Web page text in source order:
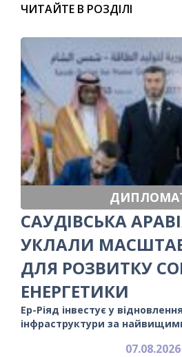
ЧИТАЙТЕ В РОЗДІЛІ
САУДІВСЬКА
УКЛАЛИ
ДЛЯ РОЗВИТКУ
ЕНЕРГЕТИКИ
Ер-Ріяд інвестує у
інфраструктури за
07.08.2026